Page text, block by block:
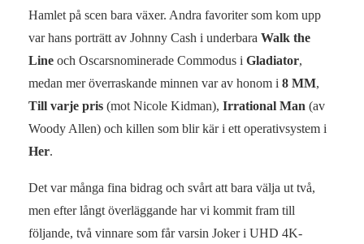
Hamlet på scen bara växer. Andra favoriter som kom upp
var hans porträtt av Johnny Cash i underbara Walk the
Line och Oscarsnominerade Commodus i Gladiator,
medan mer överraskande minnen var av honom i 8 MM,
Till varje pris (mot Nicole Kidman), Irrational Man (av
Woody Allen) och killen som blir kär i ett operativsystem i
Her.
Det var många fina bidrag och svårt att bara välja ut två,
men efter långt överläggande har vi kommit fram till
följande, två vinnare som får varsin Joker i UHD 4K-